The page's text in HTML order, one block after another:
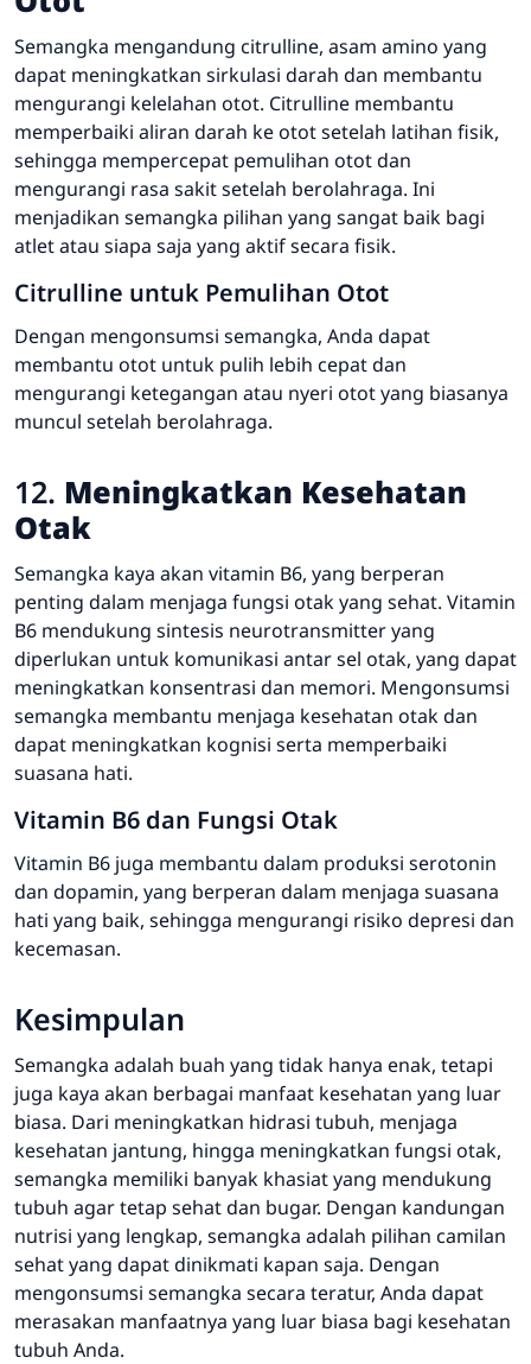
Semangka mengandung citrulline, asam amino yang
dapat meningkatkan sirkulasi darah dan membantu
mengurangi kelelahan otot. Citrulline membantu
memperbaiki aliran darah ke otot setelah latihan fisik,
sehingga mempercepat pemulihan otot dan
mengurangi rasa sakit setelah berolahraga. Ini
menjadikan semangka pilihan yang sangat baik bagi
atlet atau siapa saja yang aktif secara fisik.
Citrulline untuk Pemulihan Otot
Dengan mengonsumsi semangka, Anda dapat
membantu otot untuk pulih lebih cepat dan
mengurangi ketegangan atau nyeri otot yang biasanya
muncul setelah berolahraga.
12. Meningkatkan Kesehatan
Otak
Semangka kaya akan vitamin B6, yang berperan
penting dalam menjaga fungsi otak yang sehat. Vitamin
B6 mendukung sintesis neurotransmitter yang
diperlukan untuk komunikasi antar sel otak, yang dapat
meningkatkan konsentrasi dan memori. Mengonsumsi
semangka membantu menjaga kesehatan otak dan
dapat meningkatkan kognisi serta memperbaiki
suasana hati.
Vitamin B6 dan Fungsi Otak
Vitamin B6 juga membantu dalam produksi serotonin
dan dopamin, yang berperan dalam menjaga suasana
hati yang baik, sehingga mengurangi risiko depresi dan
kecemasan.
Kesimpulan
Semangka adalah buah yang tidak hanya enak, tetapi
juga kaya akan berbagai manfaat kesehatan yang luar
biasa. Dari meningkatkan hidrasi tubuh, menjaga
kesehatan jantung, hingga meningkatkan fungsi otak,
semangka memiliki banyak khasiat yang mendukung
tubuh agar tetap sehat dan bugar. Dengan kandungan
nutrisi yang lengkap, semangka adalah pilihan camilan
sehat yang dapat dinikmati kapan saja. Dengan
mengonsumsi semangka secara teratur, Anda dapat
merasakan manfaatnya yang luar biasa bagi kesehatan
tubuh Anda.